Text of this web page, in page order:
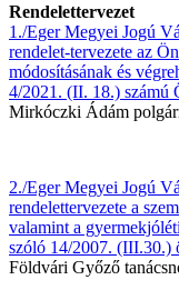
Rendelettervezet
1./Eger Megyei Jogú
rendelet-tervezete az
módosításának és
4/2021. (II. 18.) számú
Mirkóczki Ádám
2./Eger Megyei Jogú
rendelettervezete a
valamint a
szóló 14/2007. (III.30.)
Földvári Győző